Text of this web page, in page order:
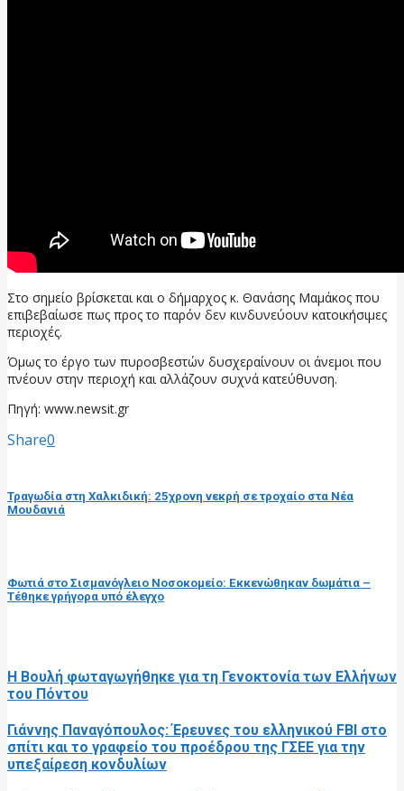
Στο σημείο βρίσκεται και ο δήμαρχος κ. Θανάσης Μαμάκος που
επιβεβαίωσε πως προς το παρόν δεν κινδυνεύουν κατοικήσιμες
περιοχές.
Όμως το έργο των πυροσβεστών δυσχεραίνουν οι άνεμοι που
πνέουν στην περιοχή και αλλάζουν συχνά κατεύθυνση.
Πηγή: www.newsit.gr
Share0
Τραγωδία στη Χαλκιδική: 25χρονη νεκρή σε τροχαίο στα Νέα
Μουδανιά
Φωτιά στο Σισμανόγλειο Νοσοκομείο: Εκκενώθηκαν δωμάτια –
Τέθηκε γρήγορα υπό έλεγχο
Η Βουλή φωταγωγήθηκε για τη Γενοκτονία των Ελλήνων
του Πόντου
Γιάννης Παναγόπουλος: Έρευνες του ελληνικού FBI στο
σπίτι και το γραφείο του προέδρου της ΓΣΕΕ για την
υπεξαίρεση κονδυλίων